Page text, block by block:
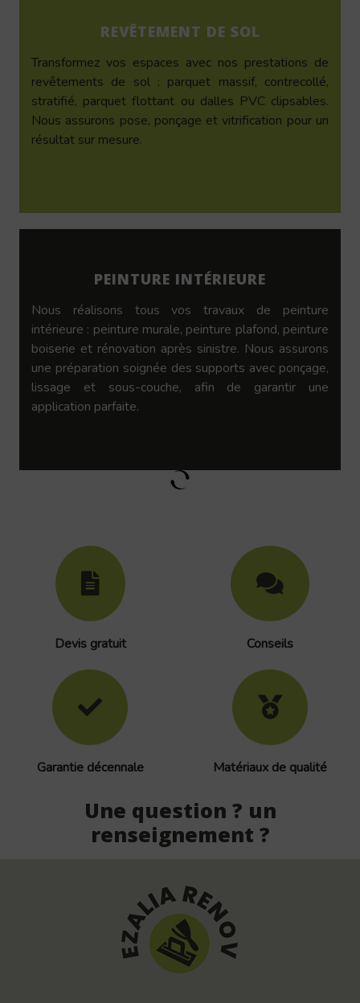
REVÊTEMENT DE SOL
Transformez vos espaces avec nos prestations de
revêtements de sol : parquet massif, contrecollé,
stratifié, parquet flottant ou dalles PVC clipsables.
Nous assurons pose, ponçage et vitrification pour un
résultat sur mesure.
PEINTURE INTÉRIEURE
Nous réalisons tous vos travaux de peinture
intérieure : peinture murale, peinture plafond, peinture
boiserie et rénovation après sinistre. Nous assurons
une préparation soignée des supports avec ponçage,
lissage et sous-couche, afin de garantir une
application parfaite.
Devis gratuit Conseils
Garantie décennale Matériaux de qualité
Une question ? un
renseignement ?